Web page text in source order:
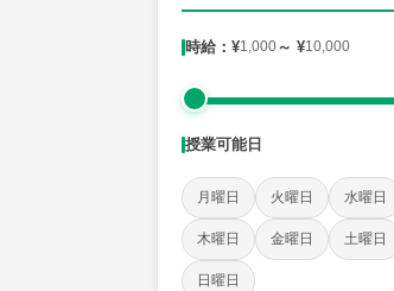
時給：¥1,000～ ¥10,000
授業可能日
月曜日 火曜日 水曜日
木曜日 金曜日 土曜日
日曜日
社会
時給：¥1,000 ～ ¥10,000
授業可能日